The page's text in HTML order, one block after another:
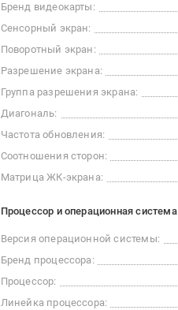
Бренд видеокарты:
Сенсорный экран:
Поворотный экран:
Разрешение экрана:
Группа разрешения экрана:
Диагональ:
Частота обновления:
Соотношения сторон:
Матрица ЖК-экрана:
Процессор и операционная система
Версия операционной системы:
Бренд процессора:
Процессор:
Линейка процессора: